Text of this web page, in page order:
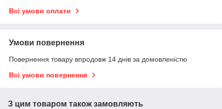
Всі умови оплати
Умови повернення
Повернення товару впродовж 14 днів за домовленістю
Всі умови повернення
З цим товаром також замовляють